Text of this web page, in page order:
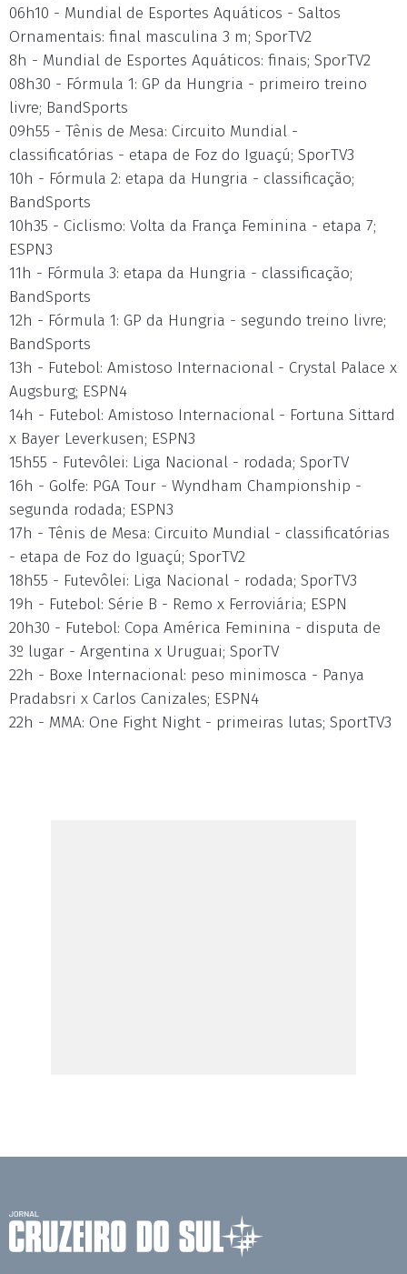
06h10 - Mundial de Esportes Aquáticos - Saltos
Ornamentais: final masculina 3 m; SporTV2
8h - Mundial de Esportes Aquáticos: finais; SporTV2
08h30 - Fórmula 1: GP da Hungria - primeiro treino
livre; BandSports
09h55 - Tênis de Mesa: Circuito Mundial -
classificatórias - etapa de Foz do Iguaçú; SporTV3
10h - Fórmula 2: etapa da Hungria - classificação;
BandSports
10h35 - Ciclismo: Volta da França Feminina - etapa 7;
ESPN3
11h - Fórmula 3: etapa da Hungria - classificação;
BandSports
12h - Fórmula 1: GP da Hungria - segundo treino livre;
BandSports
13h - Futebol: Amistoso Internacional - Crystal Palace x
Augsburg; ESPN4
14h - Futebol: Amistoso Internacional - Fortuna Sittard
x Bayer Leverkusen; ESPN3
15h55 - Futevôlei: Liga Nacional - rodada; SporTV
16h - Golfe: PGA Tour - Wyndham Championship -
segunda rodada; ESPN3
17h - Tênis de Mesa: Circuito Mundial - classificatórias
- etapa de Foz do Iguaçú; SporTV2
18h55 - Futevôlei: Liga Nacional - rodada; SporTV3
19h - Futebol: Série B - Remo x Ferroviária; ESPN
20h30 - Futebol: Copa América Feminina - disputa de
3º lugar - Argentina x Uruguai; SporTV
22h - Boxe Internacional: peso minimosca - Panya
Pradabsri x Carlos Canizales; ESPN4
22h - MMA: One Fight Night - primeiras lutas; SportTV3